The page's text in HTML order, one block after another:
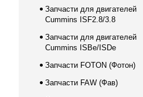
Запчасти для двигателей
Cummins ISF2.8/3.8
Запчасти для двигателей
Cummins ISBe/ISDe
Запчасти FOTON (Фотон)
Запчасти FAW (Фав)